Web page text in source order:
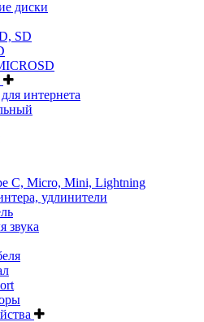
диски
SD
интернета
C, Micro, Mini, Lightning
удлинители
звука